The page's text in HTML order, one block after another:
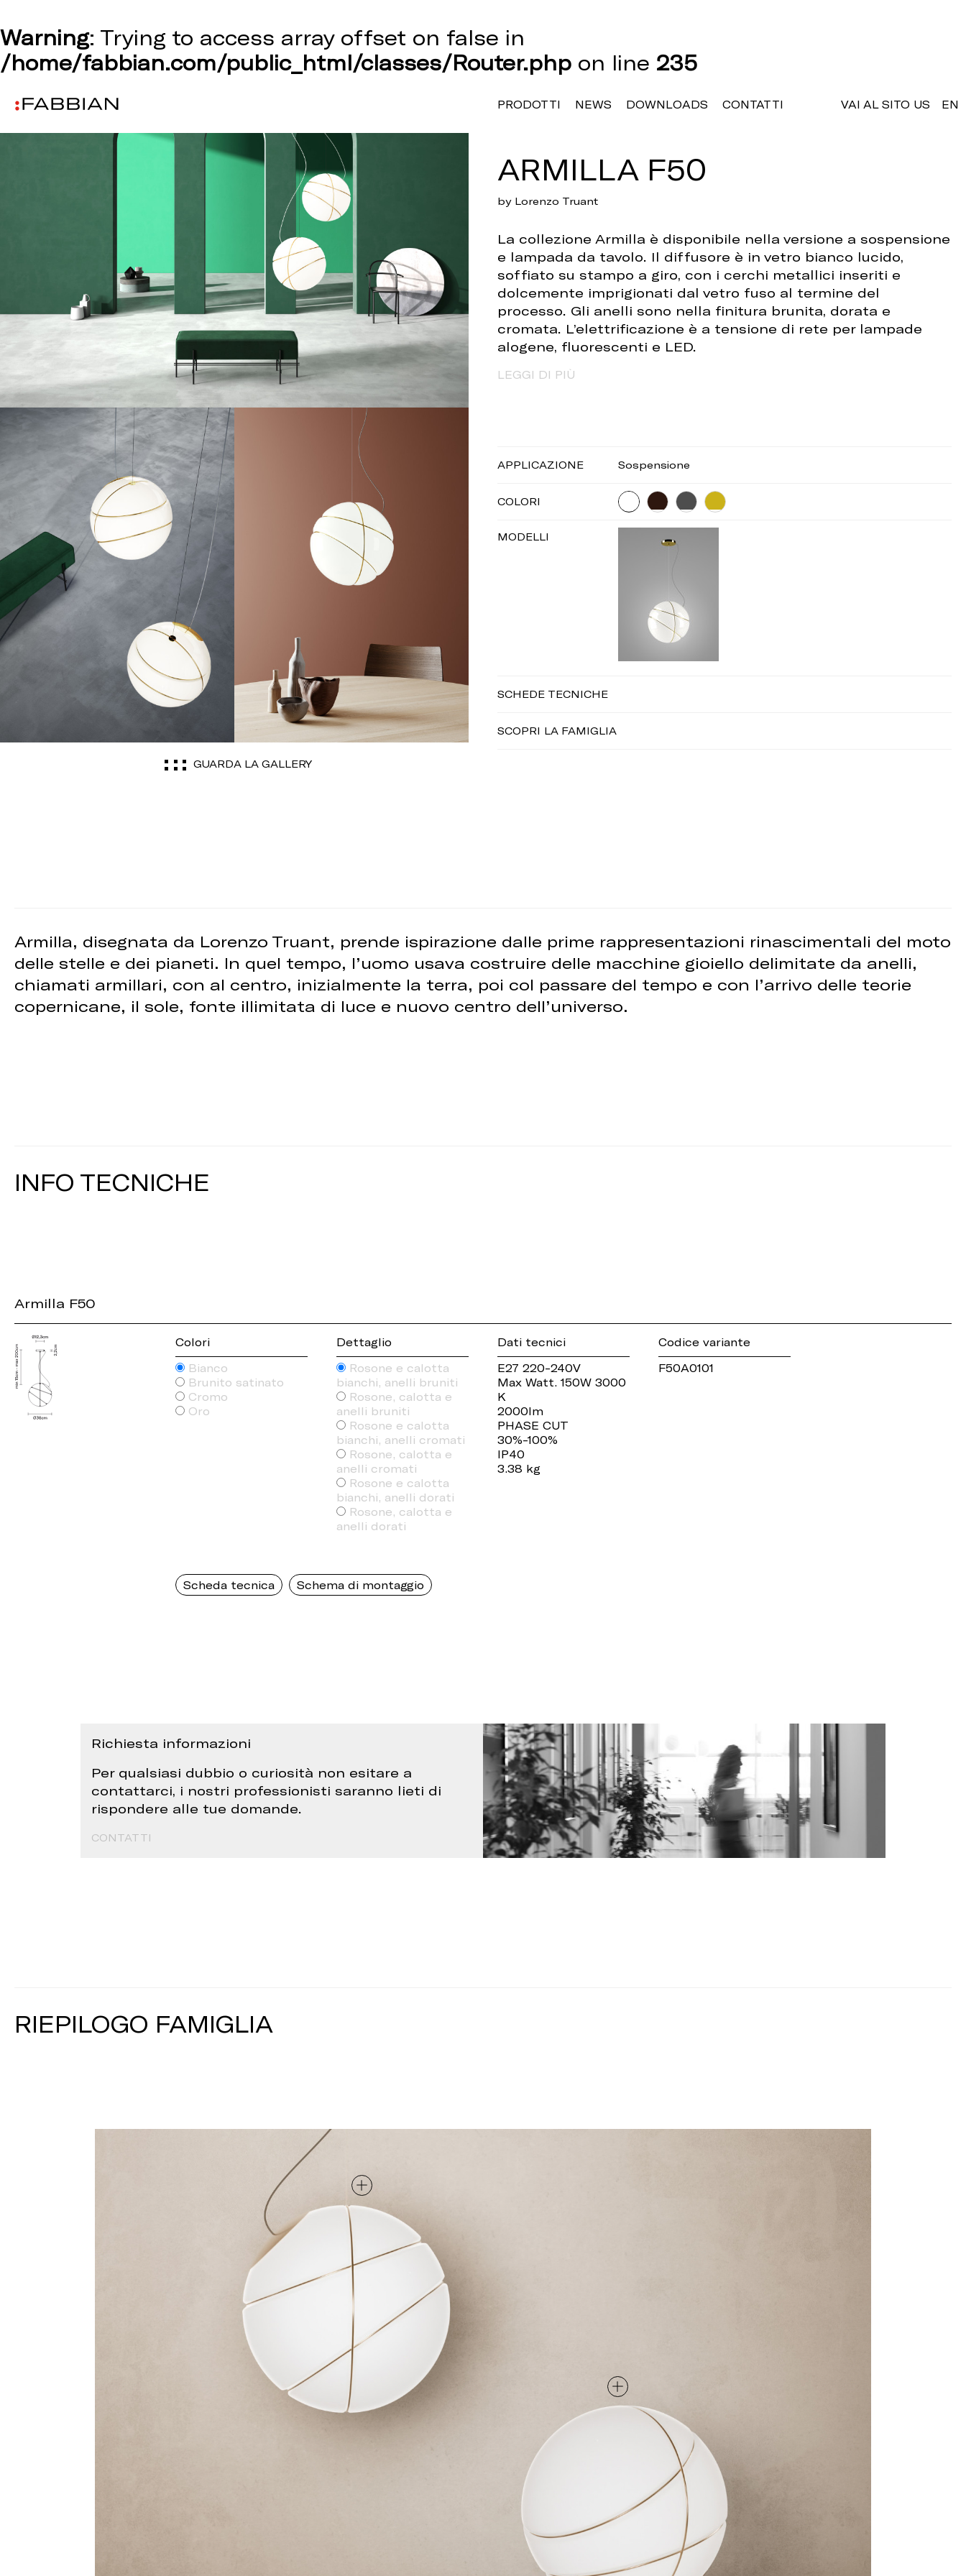
Warning: Trying to access array offset on false in
/home/fabbian.com/public_html/classes/Router.php on line 235
PRODOTTI NEWS DOWNLOADS CONTATTI VAI AL SITO US EN
GUARDA LA GALLERY
ARMILLA F50
by Lorenzo Truant
La collezione Armilla è disponibile nella versione a sospensione
e lampada da tavolo. Il diffusore è in vetro bianco lucido,
soffiato su stampo a giro, con i cerchi metallici inseriti e
dolcemente imprigionati dal vetro fuso al termine del
processo. Gli anelli sono nella finitura brunita, dorata e
cromata. L’elettrificazione è a tensione di rete per lampade
alogene, fluorescenti e LED.
LEGGI DI PIÙ
APPLICAZIONE Sospensione
COLORI
MODELLI
SCHEDE TECNICHE
SCOPRI LA FAMIGLIA
Armilla, disegnata da Lorenzo Truant, prende ispirazione dalle prime rappresentazioni rinascimentali del moto
delle stelle e dei pianeti. In quel tempo, l’uomo usava costruire delle macchine gioiello delimitate da anelli,
chiamati armillari, con al centro, inizialmente la terra, poi col passare del tempo e con l’arrivo delle teorie
copernicane, il sole, fonte illimitata di luce e nuovo centro dell’universo.
INFO TECNICHE
Armilla F50
Colori
Bianco
Brunito satinato
Cromo
Oro
Dettaglio
Rosone e calotta
bianchi, anelli bruniti
Rosone, calotta e
anelli bruniti
Rosone e calotta
bianchi, anelli cromati
Rosone, calotta e
anelli cromati
Rosone e calotta
bianchi, anelli dorati
Rosone, calotta e
anelli dorati
Dati tecnici
E27 220-240V
Max Watt. 150W 3000
K
2000lm
PHASE CUT
30%-100%
IP40
3.38 kg
Codice variante
F50A0101
Scheda tecnica Schema di montaggio
Richiesta informazioni
Per qualsiasi dubbio o curiosità non esitare a
contattarci, i nostri professionisti saranno lieti di
rispondere alle tue domande.
CONTATTI
RIEPILOGO FAMIGLIA